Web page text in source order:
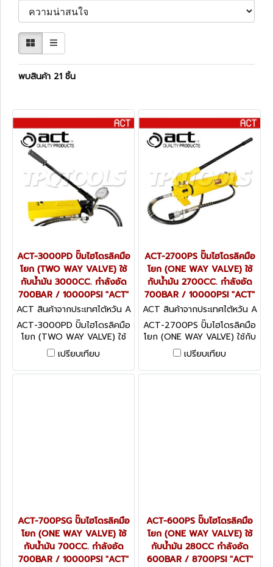
พบสินค้า 21 ชิ้น
ACT-3000PD ปั๊มไฮโดรลิคมือ
โยก (TWO WAY VALVE) ใช้
กับน้ำมัน 3000CC. กำลังอัด
700BAR / 10000PSI "ACT"
ACT สินค้าจากประเทศไต้หวัน A
CT-3000PD
ACT-3000PD ปั๊มไฮโดรลิคมือ
โยก (TWO WAY VALVE) ใช้
กับน้ำมัน 3000CC. กำลังอัด
700BAR / 10000PSI "ACT"
เปรียบเทียบ
ACT-2700PS ปั๊มไฮโดรลิคมือ
โยก (ONE WAY VALVE) ใช้
กับน้ำมัน 2700CC. กำลังอัด
700BAR / 10000PSI "ACT"
ACT สินค้าจากประเทศไต้หวัน A
CT-2700PS
ACT-2700PS ปั๊มไฮโดรลิคมือ
โยก (ONE WAY VALVE) ใช้กับ
น้ำมัน 2700CC. กำลังอัด
700BAR / 10000PSI "ACT"
เปรียบเทียบ
ACT-700PSG ปั๊มไฮโดรลิคมือ
โยก (ONE WAY VALVE) ใช้
กับน้ำมัน 700CC. กำลังอัด
700BAR / 10000PSI "ACT"
ACT-600PS ปั๊มไฮโดรลิคมือ
โยก (ONE WAY VALVE) ใช้
กับน้ำมัน 280CC กำลังอัด
600BAR / 8700PSI "ACT"